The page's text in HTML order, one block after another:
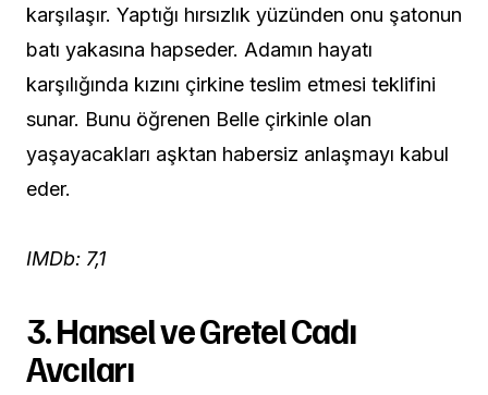
karşılaşır. Yaptığı hırsızlık yüzünden onu şatonun
batı yakasına hapseder. Adamın hayatı
karşılığında kızını çirkine teslim etmesi teklifini
sunar. Bunu öğrenen Belle çirkinle olan
yaşayacakları aşktan habersiz anlaşmayı kabul
eder.
IMDb: 7,1
3. Hansel ve Gretel Cadı
Avcıları